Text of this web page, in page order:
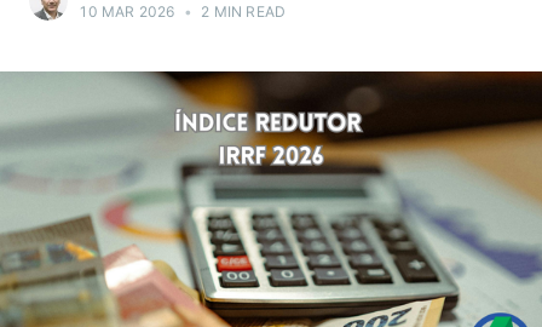
10 MAR 2026 • 2 MIN READ